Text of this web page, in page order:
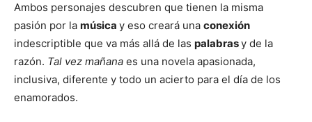
Ambos personajes descubren que tienen la misma
pasión por la música y eso creará una conexión
indescriptible que va más allá de las palabrasy de la
razón. Tal vez mañana es una novela apasionada,
inclusiva, diferente y todo un acierto para el día de los
enamorados.